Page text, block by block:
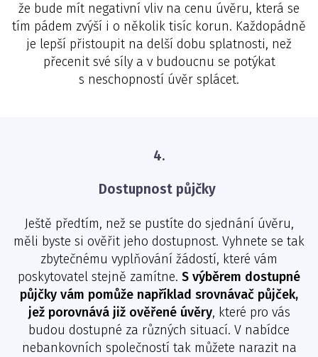
že bude mít negativní vliv na cenu úvěru, která se
tím pádem zvýší i o několik tisíc korun. Každopádně
je lepší přistoupit na delší dobu splatnosti, než
přecenit své síly a v budoucnu se potýkat
s neschopností úvěr splácet.
4.
Dostupnost půjčky
Ještě předtím, než se pustíte do sjednání úvěru,
měli byste si ověřit jeho dostupnost. Vyhnete se tak
zbytečnému vyplňování žádostí, které vám
poskytovatel stejně zamítne. S výběrem dostupné
půjčky vám pomůže například srovnávač půjček,
jež porovnává již ověřené úvěry, které pro vás
budou dostupné za různých situací. V nabídce
nebankovních společností tak můžete narazit na